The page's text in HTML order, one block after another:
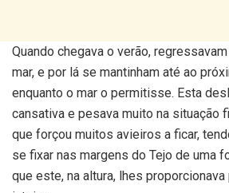
Quando chegava o verão,
mar, e por lá se mantinham até ao
enquanto o mar o permitisse. Esta
cansativa e pesava muito na situação
que forçou muitos avieiros a ficar,
se fixar nas margens do Tejo de uma
que este, na altura, lhes